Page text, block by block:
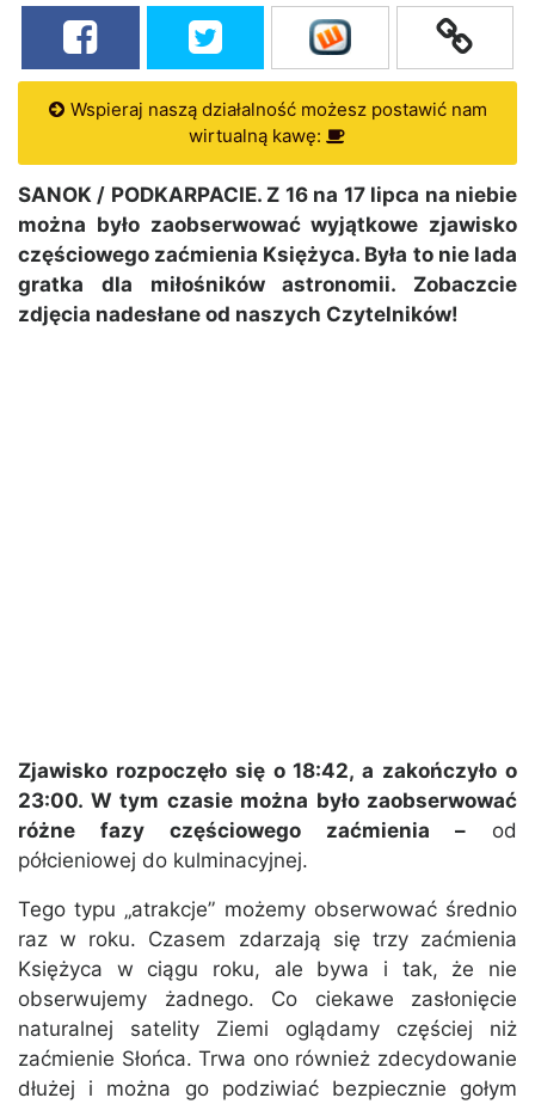
Wspieraj naszą działalność możesz postawić nam
wirtualną kawę:
SANOK / PODKARPACIE. Z 16 na 17 lipca na niebie
można było zaobserwować wyjątkowe zjawisko
częściowego zaćmienia Księżyca. Była to nie lada
gratka dla miłośników astronomii. Zobaczcie
zdjęcia nadesłane od naszych Czytelników!
Zjawisko rozpoczęło się o 18:42, a zakończyło o
23:00. W tym czasie można było zaobserwować
różne fazy częściowego zaćmienia – od
półcieniowej do kulminacyjnej.
Tego typu „atrakcje” możemy obserwować średnio
raz w roku. Czasem zdarzają się trzy zaćmienia
Księżyca w ciągu roku, ale bywa i tak, że nie
obserwujemy żadnego. Co ciekawe zasłonięcie
naturalnej satelity Ziemi oglądamy częściej niż
zaćmienie Słońca. Trwa ono również zdecydowanie
dłużej i można go podziwiać bezpiecznie gołym